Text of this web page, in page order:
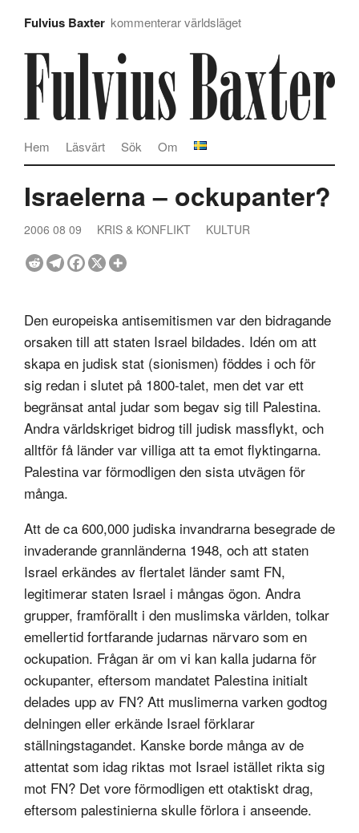
Fulvius Baxter kommenterar världsläget
Om
Sök
Läsvärt
Hem
Israelerna – ockupanter?
2006 08 09 KRIS & KONFLIKT KULTUR
Den europeiska antisemitismen var den bidragande
orsaken till att staten Israel bildades. Idén om att
skapa en judisk stat (sionismen) föddes i och för
sig redan i slutet på 1800-talet, men det var ett
begränsat antal judar som begav sig till Palestina.
Andra världskriget bidrog till judisk massflykt, och
alltför få länder var villiga att ta emot flyktingarna.
Palestina var förmodligen den sista utvägen för
många.
Att de ca 600,000 judiska invandrarna besegrade de
invaderande grannländerna 1948, och att staten
Israel erkändes av flertalet länder samt FN,
legitimerar staten Israel i mångas ögon. Andra
grupper, framförallt i den muslimska världen, tolkar
emellertid fortfarande judarnas närvaro som en
ockupation. Frågan är om vi kan kalla judarna för
ockupanter, eftersom mandatet Palestina initialt
delades upp av FN? Att muslimerna varken godtog
delningen eller erkände Israel förklarar
ställningstagandet. Kanske borde många av de
attentat som idag riktas mot Israel istället rikta sig
mot FN? Det vore förmodligen ett otaktiskt drag,
eftersom palestinierna skulle förlora i anseende.